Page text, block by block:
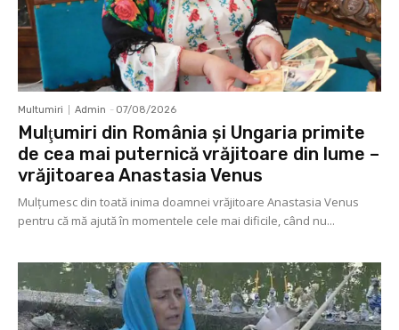
Multumiri Admin - 07/08/2026
Mulţumiri din România și Ungaria primite
de cea mai puternică vrăjitoare din lume –
vrăjitoarea Anastasia Venus
Mulţumesc din toată inima doamnei vrăjitoare Anastasia Venus
pentru că mă ajută în momentele cele mai dificile, când nu...